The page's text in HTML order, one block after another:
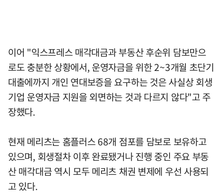
이어 "익스프레스 매각대금과 부동산 후순위 담보만으
로도 충분한 상황에서, 운영자금을 위한 2~3개월 초단기
대출에까지 개인 연대보증을 요구하는 것은 사실상 회생
기업 운영자금 지원을 외면하는 것과 다르지 않다"고 주
장했다.
현재 메리츠는 홈플러스 68개 점포를 담보로 보유하고
있으며, 회생절차 이후 완료됐거나 진행 중인 주요 부동
산 매각대금 역시 모두 메리츠 채권 변제에 우선 사용되
고 있다.